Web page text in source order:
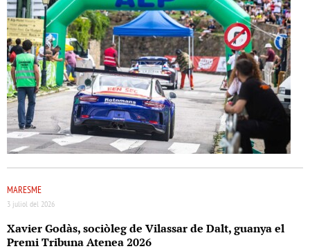
MARESME
3 juliol del 2026
Xavier Godàs, sociòleg de Vilassar de Dalt, guanya el
Premi Tribuna Atenea 2026